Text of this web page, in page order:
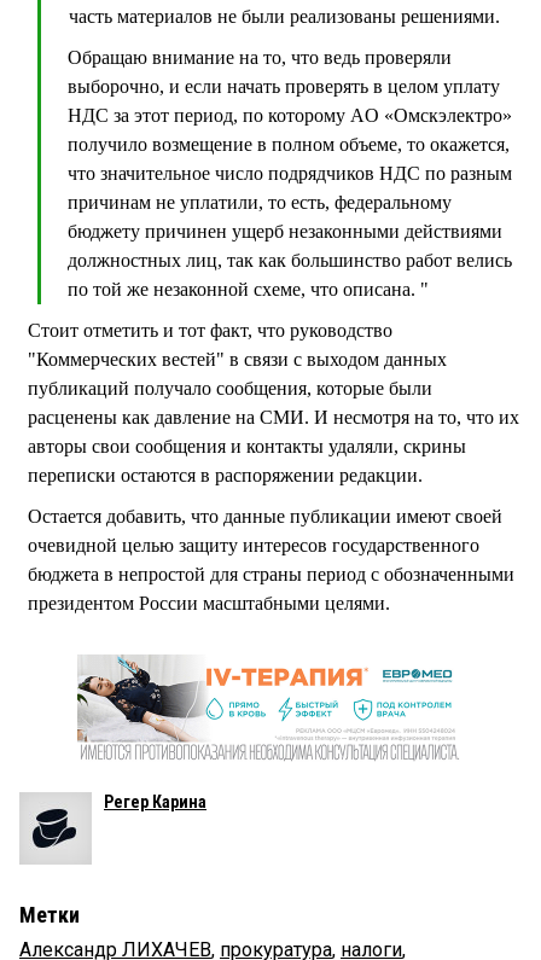
часть материалов не были реализованы решениями.
Обращаю внимание на то, что ведь проверяли
выборочно, и если начать проверять в целом уплату
НДС за этот период, по которому AO «Омскэлектро»
получило возмещение в полном объеме, то окажется,
что значительное число подрядчиков НДС по разным
причинам не уплатили, то есть, федеральному
бюджету причинен ущерб незаконными действиями
должностных лиц, так как большинство работ велись
по той же незаконной схеме, что описана. "
Стоит отметить и тот факт, что руководство
"Коммерческих вестей" в связи с выходом данных
публикаций получало сообщения, которые были
расценены как давление на СМИ. И несмотря на то, что их
авторы свои сообщения и контакты удаляли, скрины
переписки остаются в распоряжении редакции.
Остается добавить, что данные публикации имеют своей
очевидной целью защиту интересов государственного
бюджета в непростой для страны период с обозначенными
президентом России масштабными целями.
Регер Карина
Метки
Александр ЛИХАЧЕВ, прокуратура, налоги,